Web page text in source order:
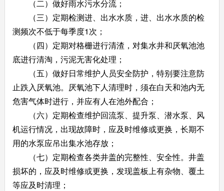
（二）做好雨水污水分流；
（三）定期检测进、出水水质，进、出水水质的检
测频次不低于每季度1次；
（四）定期对格栅进行清渣，对集水井和厌氧池池
底进行清淘，污泥无害化处理；
（五）做好日常维护人员安全防护，特别要注意防
止跌入厌氧池。厌氧池下人清理时，须在白天和池内无
危害气体时进行，并应有人在池外配合；
（六）定期检查维护回流泵、提升泵、潜水泵、风
机运行情况，出现故障时，应及时维修或更换，长期不
用的水泵应吊出集水池存放；
（七）定期检查各类井盖的完整性、安全性。井盖
损坏的，应及时维修或更换，发现盖板上有杂物、覆土
等应及时清理；